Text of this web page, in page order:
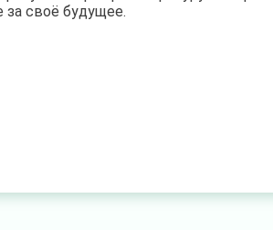
за своё будущее.